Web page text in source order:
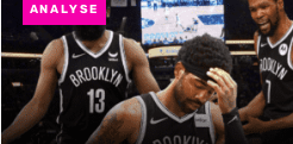
ANALYSE